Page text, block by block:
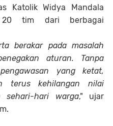
Katolik Widya Mandala
20 tim dari berbagai
berakar pada masalah
aturan. Tanpa
yang ketat,
terus kehilangan nilai
sehari-hari warga," ujar